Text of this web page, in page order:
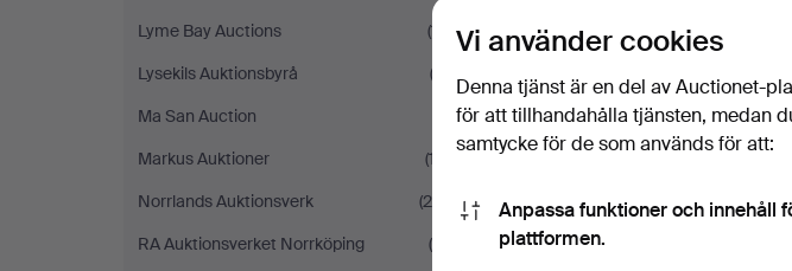
Lyme Bay Auctions
(11)
Lysekils Auktionsbyrå
(2)
Ma San Auction
Markus Auktioner
(17)
Norrlands Auktionsverk
(24)
RA Auktionsverket Norrköping
(8)
BESTICK, 8 st, silver,
svenska och utländs…
1 dag
1 bud
338 USD
1
1
Vi använder cookies
Denna tjänst är en del av Auctionet-
för att tillhandahålla tjänsten, medan
samtycke för de som används för att:
Anpassa funktioner och innehåll
plattformen.